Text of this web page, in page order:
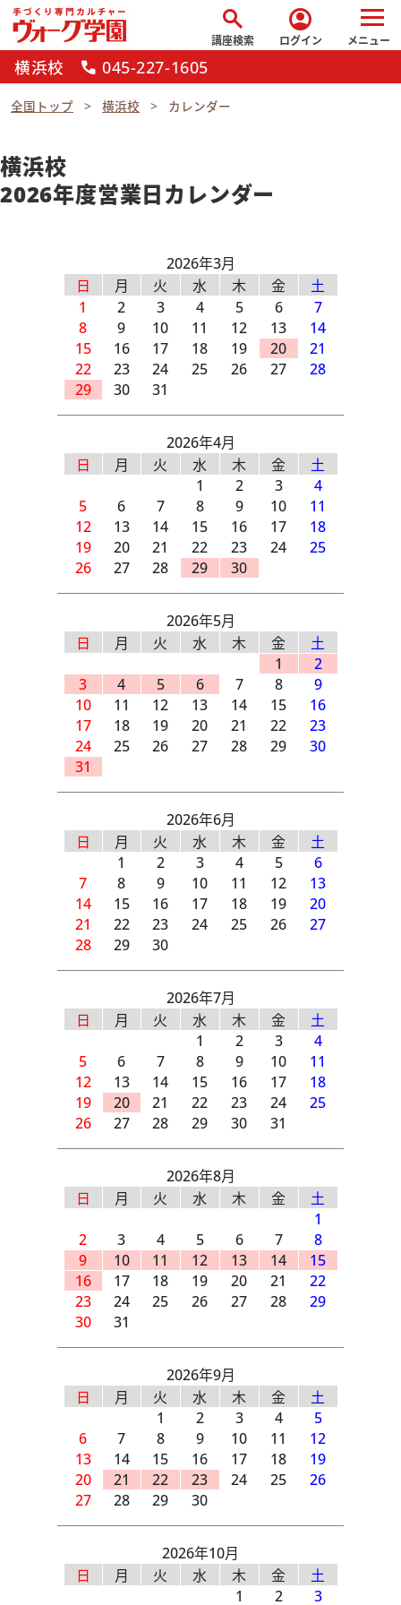
search
講座検索
account_circle
ログイン メニュー
横浜校 call 045-227-1605
全国トップ 横浜校 カレンダー
横浜校
2026年度営業日カレンダー
2026年3月
日
月 火 水 木 金
土
1
2 3 4 5 6
7
8
9 10 11 12 13
14
15
16 17 18 19 20
21
22
23 24 25 26 27
28
29
30 31
2026年4月
日
月 火 水 木 金
土
1
2 3
4
5
6 7 8 9 10
11
12
13 14 15 16 17
18
19
20 21 22 23 24
25
26
27 28 29 30
2026年5月
日
月 火 水 木 金
土
1
2
3
4 5 6 7 8
9
10
11 12 13 14 15
16
17
18 19 20 21 22
23
24
25 26 27 28 29
30
31
2026年6月
日
月 火 水 木 金
土
1
2 3 4 5
6
7
8 9 10 11 12
13
14
15 16 17 18 19
20
21
22 23 24 25 26
27
28
29 30
2026年7月
日
月 火 水 木 金
土
1
2 3
4
5
6 7 8 9 10
11
12
13 14 15 16 17
18
19
20 21 22 23 24
25
26
27 28 29 30 31
2026年8月
日
月 火 水 木 金
土
1
2
3 4 5 6 7
8
9
10 11 12 13 14
15
16
17 18 19 20 21
22
23
24 25 26 27 28
29
30
31
2026年9月
日
月 火 水 木 金
土
1
2 3 4
5
6
7 8 9 10 11
12
13
14 15 16 17 18
19
20
21 22 23 24 25
26
27
28 29 30
2026年10月
日
月 火 水 木 金
土
1
2 3